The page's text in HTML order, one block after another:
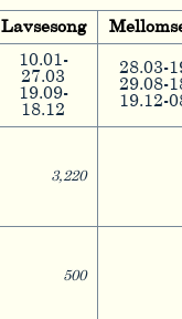
Lavsesong
10.01-
27.03
19.09-
18.12
28.03-
29.08-
19.12-
3,220
500